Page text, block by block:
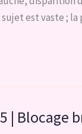
est vaste ;
|